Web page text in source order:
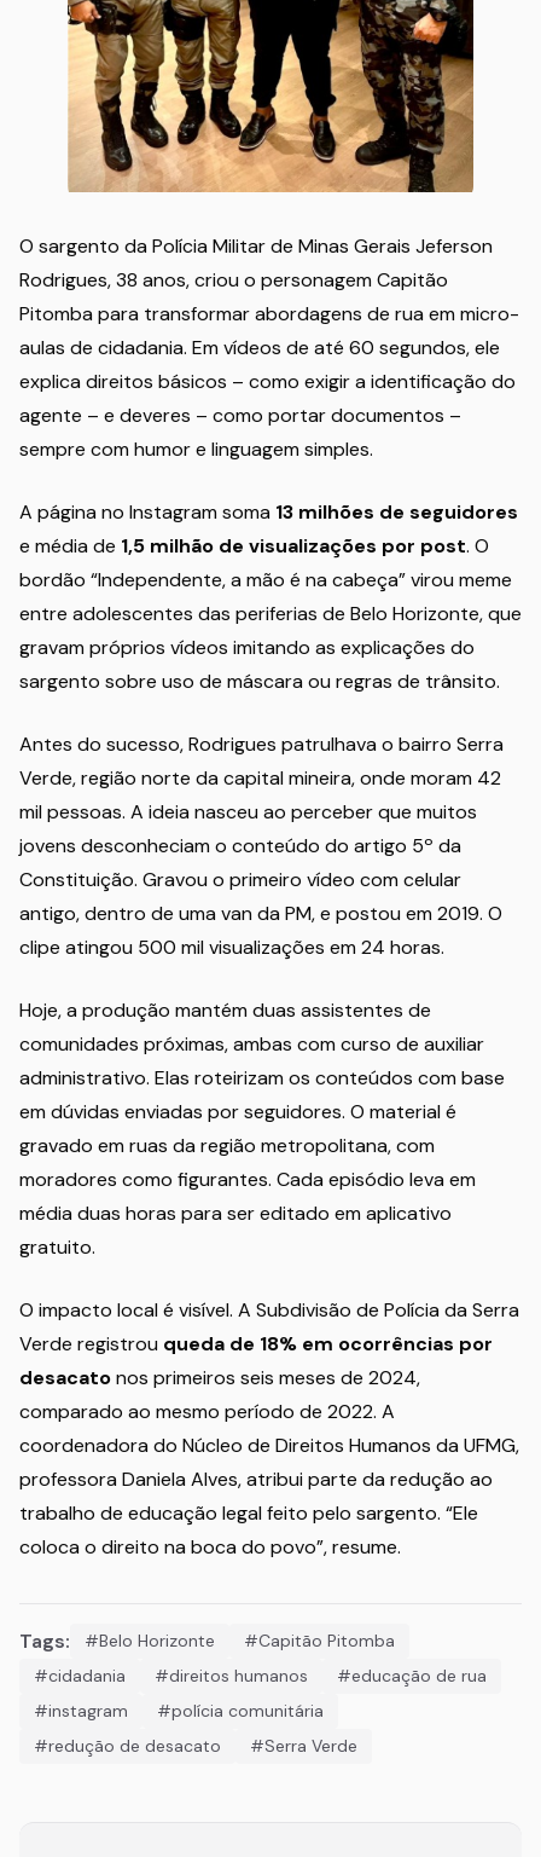
O sargento da Polícia Militar de Minas Gerais Jeferson
Rodrigues, 38 anos, criou o personagem Capitão
Pitomba para transformar abordagens de rua em micro-
aulas de cidadania. Em vídeos de até 60 segundos, ele
explica direitos básicos – como exigir a identificação do
agente – e deveres – como portar documentos –
sempre com humor e linguagem simples.
A página no Instagram soma 13 milhões de seguidores
e média de 1,5 milhão de visualizações por post. O
bordão “Independente, a mão é na cabeça” virou meme
entre adolescentes das periferias de Belo Horizonte, que
gravam próprios vídeos imitando as explicações do
sargento sobre uso de máscara ou regras de trânsito.
Antes do sucesso, Rodrigues patrulhava o bairro Serra
Verde, região norte da capital mineira, onde moram 42
mil pessoas. A ideia nasceu ao perceber que muitos
jovens desconheciam o conteúdo do artigo 5º da
Constituição. Gravou o primeiro vídeo com celular
antigo, dentro de uma van da PM, e postou em 2019. O
clipe atingou 500 mil visualizações em 24 horas.
Hoje, a produção mantém duas assistentes de
comunidades próximas, ambas com curso de auxiliar
administrativo. Elas roteirizam os conteúdos com base
em dúvidas enviadas por seguidores. O material é
gravado em ruas da região metropolitana, com
moradores como figurantes. Cada episódio leva em
média duas horas para ser editado em aplicativo
gratuito.
O impacto local é visível. A Subdivisão de Polícia da Serra
Verde registrou queda de 18% em ocorrências por
desacatonos primeiros seis meses de 2024,
comparado ao mesmo período de 2022. A
coordenadora do Núcleo de Direitos Humanos da UFMG,
professora Daniela Alves, atribui parte da redução ao
trabalho de educação legal feito pelo sargento. “Ele
coloca o direito na boca do povo”, resume.
Tags: #Belo Horizonte
#Capitão Pitomba
#cidadania
#direitos humanos
#educação de rua
#instagram
#polícia comunitária
#redução de desacato
#Serra Verde